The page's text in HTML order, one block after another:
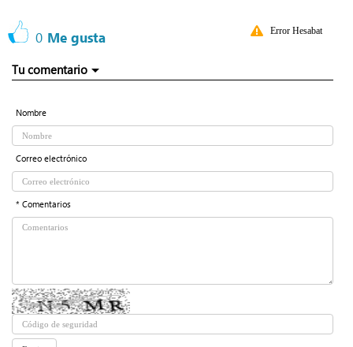
0 Me gusta Error Hesabat
Tu comentario
Nombre
Correo electrónico
* Comentarios